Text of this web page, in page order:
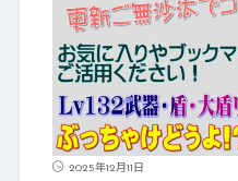
2025年12月11日